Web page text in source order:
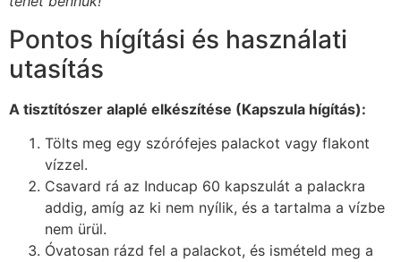
Pontos hígítási és használati
utasítás
A tisztítószer alaplé elkészítése (Kapszula hígítás):
Tölts meg egy szórófejes palackot vagy flakont
vízzel.
Csavard rá az Inducap 60 kapszulát a palackra
addig, amíg az ki nem nyílik, és a tartalma a vízbe
nem ürül.
Óvatosan rázd fel a palackot, és ismételd meg a